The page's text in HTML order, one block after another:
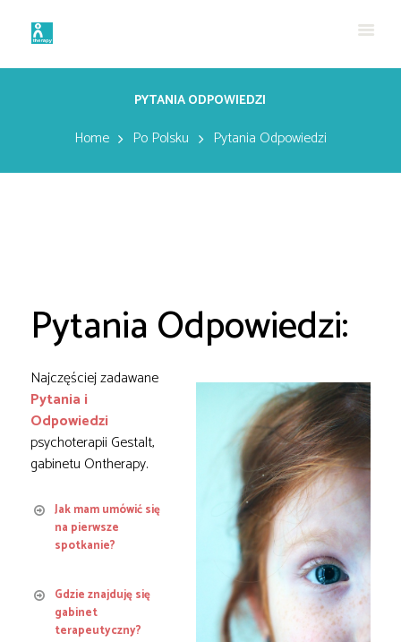
PYTANIA ODPOWIEDZI
Home Po Polsku Pytania Odpowiedzi
Pytania Odpowiedzi:
Najczęściej zadawane
Pytania i
Odpowiedzi
psychoterapii Gestalt,
gabinetu Ontherapy.
Jak mam umówić się
na pierwsze
spotkanie?
Gdzie znajduję się
gabinet
terapeutyczny?